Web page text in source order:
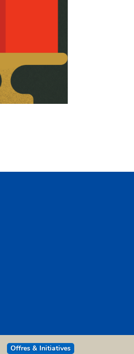
Offres & Initiatives